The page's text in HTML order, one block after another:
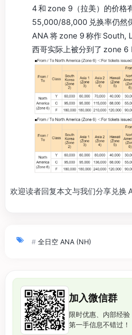
4 和 zone 9（拉美）的价格
55,000/88,000 兑换率仍然
ANA 将 zone 9 称作 South,
西哥实际上被分到了 zone
欢迎读者回复本文与我们分享兑换
# 全日空 ANA (NH)
加入微信群
限时优惠、内部经验
第一手信息不错过！